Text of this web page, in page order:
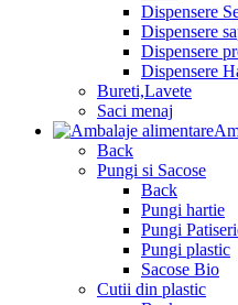
Dispensere
Dispensere
Dispensere
Dispensere
Bureti,Lavete
Saci menaj
Back
Pungi si Sacose
Back
Pungi hartie
Pungi
Pungi plastic
Sacose Bio
Cutii din plastic